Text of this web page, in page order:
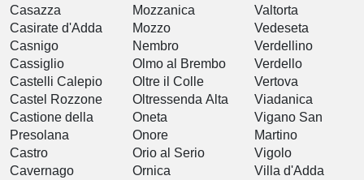
Casazza
Casirate d'Adda
Casnigo
Cassiglio
Castelli Calepio
Castel Rozzone
Castione della
Presolana
Castro
Cavernago
Mozzanica
Mozzo
Nembro
Olmo al Brembo
Oltre il Colle
Oltressenda Alta
Oneta
Onore
Orio al Serio
Ornica
Valtorta
Vedeseta
Verdellino
Verdello
Vertova
Viadanica
Vigano San
Martino
Vigolo
Villa d'Adda